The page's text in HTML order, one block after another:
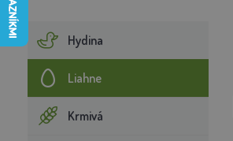
Hydina
Liahne
Krmivá